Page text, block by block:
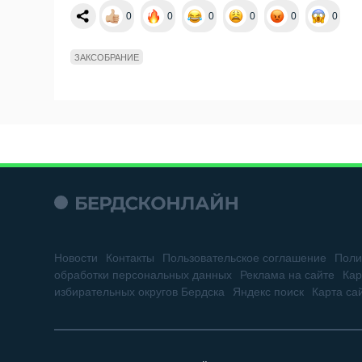
0 0 0 0 0 0
ЗАКСОБРАНИЕ
Новости Контакты Пользовательское соглашение
обработки персональных данных
Реклама на сайте
избирательных округов Бердска
Яндекс поиск Карта